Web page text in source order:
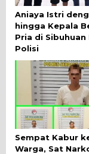
Aniaya Istri
hingga Kepala
Pria di Sibuhuan
Polisi
Sempat Kabur
Warga, Sat